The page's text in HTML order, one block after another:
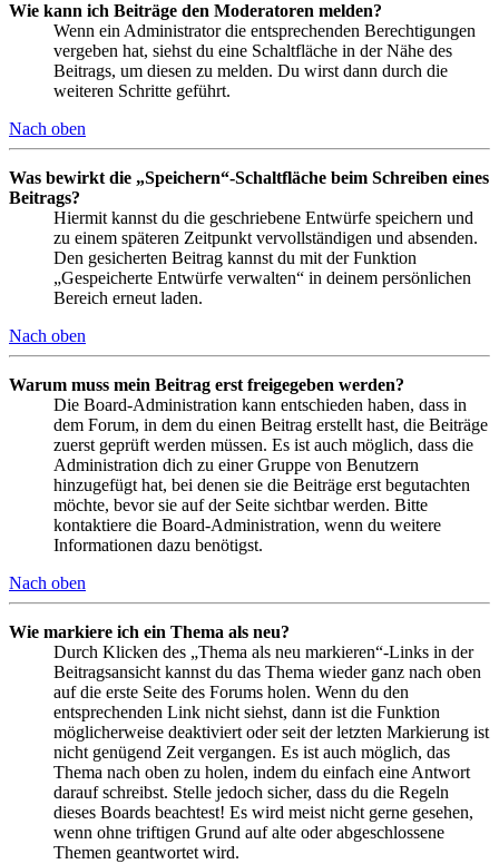
Wie kann ich Beiträge den Moderatoren melden?
Wenn ein Administrator die entsprechenden Berechtigungen
vergeben hat, siehst du eine Schaltfläche in der Nähe des
Beitrags, um diesen zu melden. Du wirst dann durch die
weiteren Schritte geführt.
Nach oben
Was bewirkt die „Speichern“-Schaltfläche beim Schreiben eines
Beitrags?
Hiermit kannst du die geschriebene Entwürfe speichern und
zu einem späteren Zeitpunkt vervollständigen und absenden.
Den gesicherten Beitrag kannst du mit der Funktion
„Gespeicherte Entwürfe verwalten“ in deinem persönlichen
Bereich erneut laden.
Nach oben
Warum muss mein Beitrag erst freigegeben werden?
Die Board-Administration kann entschieden haben, dass in
dem Forum, in dem du einen Beitrag erstellt hast, die Beiträge
zuerst geprüft werden müssen. Es ist auch möglich, dass die
Administration dich zu einer Gruppe von Benutzern
hinzugefügt hat, bei denen sie die Beiträge erst begutachten
möchte, bevor sie auf der Seite sichtbar werden. Bitte
kontaktiere die Board-Administration, wenn du weitere
Informationen dazu benötigst.
Nach oben
Wie markiere ich ein Thema als neu?
Durch Klicken des „Thema als neu markieren“-Links in der
Beitragsansicht kannst du das Thema wieder ganz nach oben
auf die erste Seite des Forums holen. Wenn du den
entsprechenden Link nicht siehst, dann ist die Funktion
möglicherweise deaktiviert oder seit der letzten Markierung ist
nicht genügend Zeit vergangen. Es ist auch möglich, das
Thema nach oben zu holen, indem du einfach eine Antwort
darauf schreibst. Stelle jedoch sicher, dass du die Regeln
dieses Boards beachtest! Es wird meist nicht gerne gesehen,
wenn ohne triftigen Grund auf alte oder abgeschlossene
Themen geantwortet wird.